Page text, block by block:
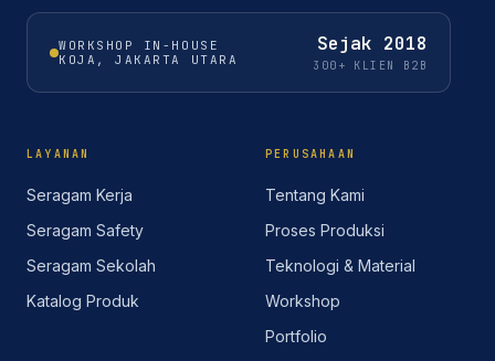
WORKSHOP IN-HOUSE
KOJA, JAKARTA UTARA
Sejak 2018
300+ KLIEN B2B
LAYANAN
Seragam Kerja
Seragam Safety
Seragam Sekolah
Katalog Produk
PERUSAHAAN
Tentang Kami
Proses Produksi
Teknologi & Material
Workshop
Portfolio